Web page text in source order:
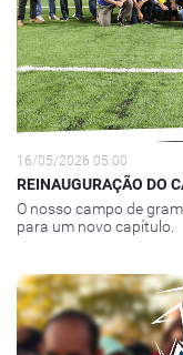
16/05/2026 05:00
REINAUGURAÇÃO DO
O nosso campo de
para um novo capítulo.